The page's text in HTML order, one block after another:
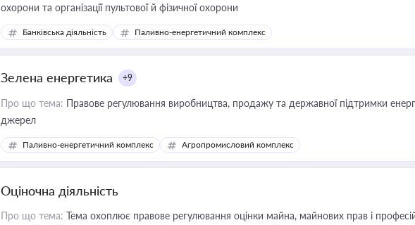
охорони та організації пультової й фізичної охорони
Банківська діяльність Паливно-енергетичний комплекс
Зелена енергетика +9
Про що тема: Правове регулювання виробництва, продажу та державної підтримки
джерел
Паливно-енергетичний комплекс Агропромисловий комплекс
Оціночна діяльність
Про що тема: Тема охоплює правове регулювання оцінки майна, майнових прав і